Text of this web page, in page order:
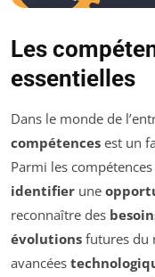
Les
essentielles
Dans le monde de
compétences est un
Parmi les
identifier une
reconnaître des
évolutions futures du
avancées